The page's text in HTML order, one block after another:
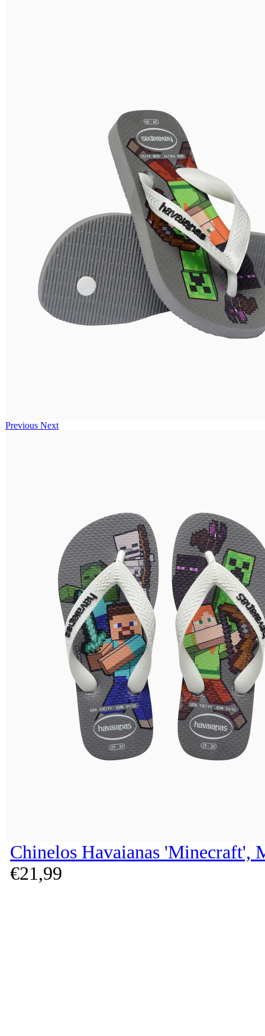
Previous Next
Chinelos Havaianas 'Minecraft',
€21,99